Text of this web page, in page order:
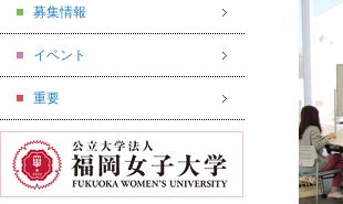
募集情報
イベント
重要